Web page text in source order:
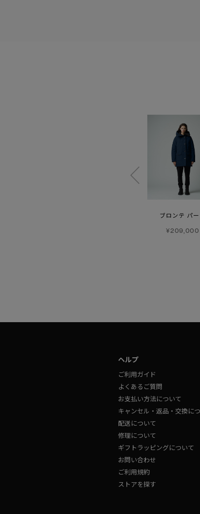
ブロンテ パー
¥209,000
ヘルプ
ご利用ガイド
よくあるご質問
お支払い方法について
キャンセル・返品・交換に
配送について
修理について
ギフトラッピングについて
お問い合わせ
ご利用規約
ストアを探す